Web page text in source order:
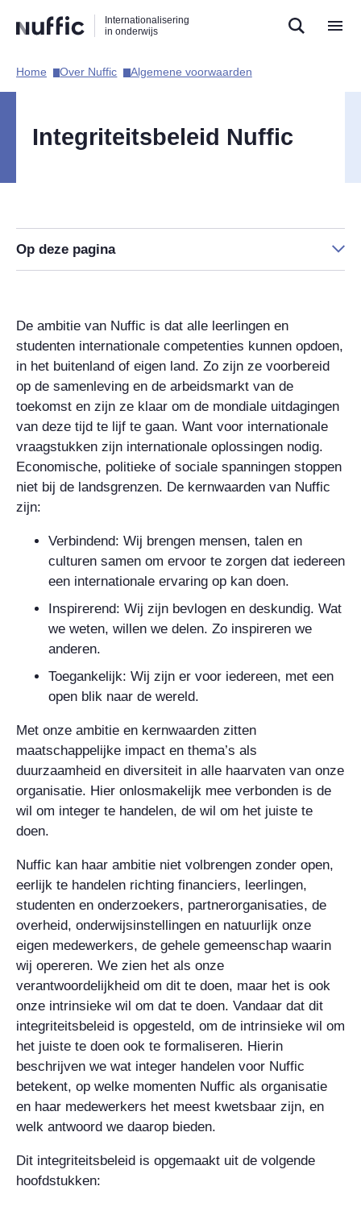
naar
zoekfunctie
naar
hoofdnavigatie
naar
inhoud
Internationalisering
in onderwijs
Hoofdnavigatie
Home​ Over Nuffic​ Algemene voorwaarden​
Integriteitsbeleid Nuffic
Op deze pagina
De ambitie van Nuffic is dat alle leerlingen en
studenten internationale competenties kunnen opdoen,
in het buitenland of eigen land. Zo zijn ze voorbereid
op de samenleving en de arbeidsmarkt van de
toekomst en zijn ze klaar om de mondiale uitdagingen
van deze tijd te lijf te gaan. Want voor internationale
vraagstukken zijn internationale oplossingen nodig.
Economische, politieke of sociale spanningen stoppen
niet bij de landsgrenzen. De kernwaarden van Nuffic
zijn:
Verbindend: Wij brengen mensen, talen en
culturen samen om ervoor te zorgen dat iedereen
een internationale ervaring op kan doen.
Inspirerend: Wij zijn bevlogen en deskundig. Wat
we weten, willen we delen. Zo inspireren we
anderen.
Toegankelijk: Wij zijn er voor iedereen, met een
open blik naar de wereld.
Met onze ambitie en kernwaarden zitten
maatschappelijke impact en thema’s als
duurzaamheid en diversiteit in alle haarvaten van onze
organisatie. Hier onlosmakelijk mee verbonden is de
wil om integer te handelen, de wil om het juiste te
doen.
Nuffic kan haar ambitie niet volbrengen zonder open,
eerlijk te handelen richting financiers, leerlingen,
studenten en onderzoekers, partnerorganisaties, de
overheid, onderwijsinstellingen en natuurlijk onze
eigen medewerkers, de gehele gemeenschap waarin
wij opereren. We zien het als onze
verantwoordelijkheid om dit te doen, maar het is ook
onze intrinsieke wil om dat te doen. Vandaar dat dit
integriteitsbeleid is opgesteld, om de intrinsieke wil om
het juiste te doen ook te formaliseren. Hierin
beschrijven we wat integer handelen voor Nuffic
betekent, op welke momenten Nuffic als organisatie
en haar medewerkers het meest kwetsbaar zijn, en
welk antwoord we daarop bieden.
Dit integriteitsbeleid is opgemaakt uit de volgende
hoofdstukken: